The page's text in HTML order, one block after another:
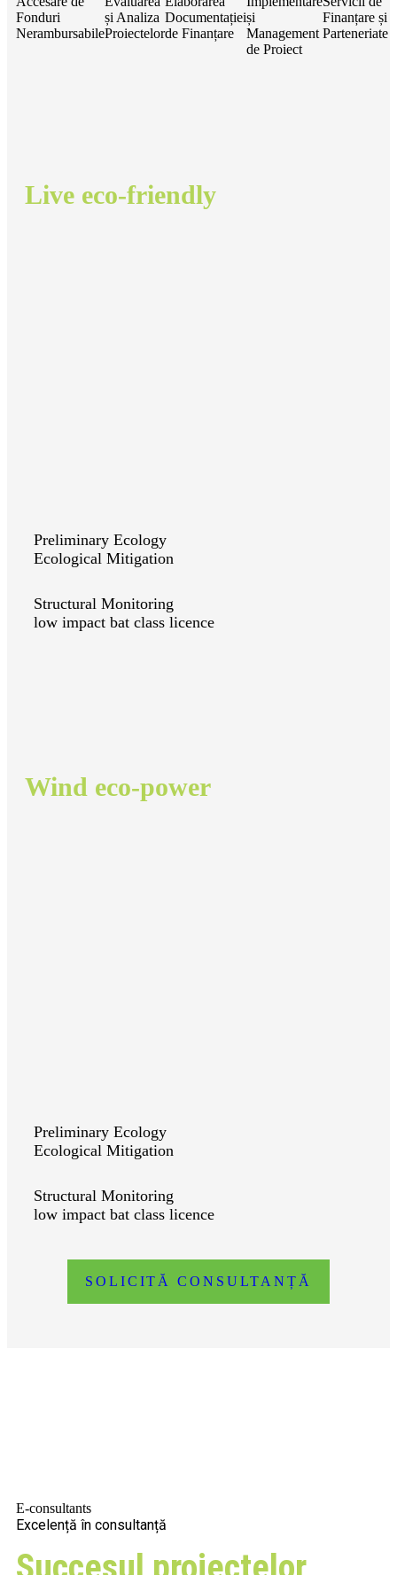
Fonduri
Nerambursabile
și Analiza
Proiectelor
Documentației
de Finanțare
și
Management
de Proiect
Finanțare și
Parteneriate
Live eco-friendly
Preliminary Ecology
Ecological Mitigation
Structural Monitoring
low impact bat class licence
Wind eco-power
Preliminary Ecology
Ecological Mitigation
Structural Monitoring
low impact bat class licence
SOLICITĂ CONSULTANȚĂ
E-consultants
Excelență în consultanță